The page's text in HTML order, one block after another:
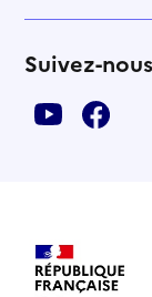
Suivez-